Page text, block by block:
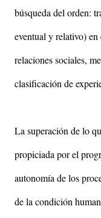
búsqueda del orden:
eventual y relativo) en
relaciones sociales,
clasificación de
La superación de lo
propiciada por el
autonomía de los
de la condición